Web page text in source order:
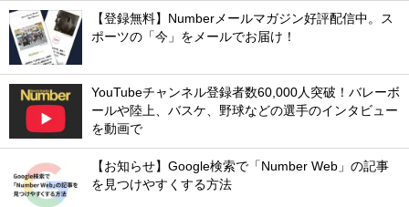
【登録無料】Numberメールマガジン好評配信中。ス
ポーツの「今」をメールでお届け！
YouTubeチャンネル登録者数60,000人突破！バレーボ
ールや陸上、バスケ、野球などの選手のインタビュー
を動画で
【お知らせ】Google検索で「Number Web」の記事
を見つけやすくする方法